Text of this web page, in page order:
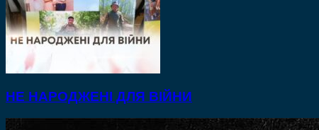
НЕ НАРОДЖЕНІ ДЛЯ ВІЙНИ